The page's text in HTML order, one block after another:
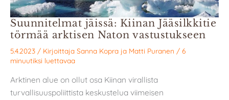
Suunnitelmat jäissä: Kiinan Jääsilkkitie
törmää arktisen Naton vastustukseen
5.4.2023 / Kirjoittaja Sanna Kopra ja Matti Puranen / 6
minuutiksi luettavaa
Arktinen alue on ollut osa Kiinan virallista
turvallisuuspoliittista keskustelua viimeisen